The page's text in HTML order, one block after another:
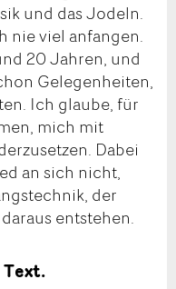
und das Jodeln.
nie viel anfangen.
20 Jahren, und
Gelegenheiten,
Ich glaube, für
mich mit
Dabei
an sich nicht,
der
entstehen.
Text.